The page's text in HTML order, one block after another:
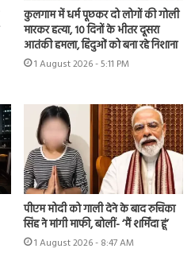
कुलगाम में धर्म पूछकर दो लोगों की गोली
मारकर हत्या, 10 दिनों के भीतर दूसरा
आतंकी हमला, हिंदुओं को बना रहे निशाना
1 August 2026 - 5:11 PM
पीएम मोदी को गाली देने के बाद रुचिका
सिंह ने मांगी माफी, बोलीं- ‘मैं शर्मिंदा हूं’
1 August 2026 - 8:47 AM